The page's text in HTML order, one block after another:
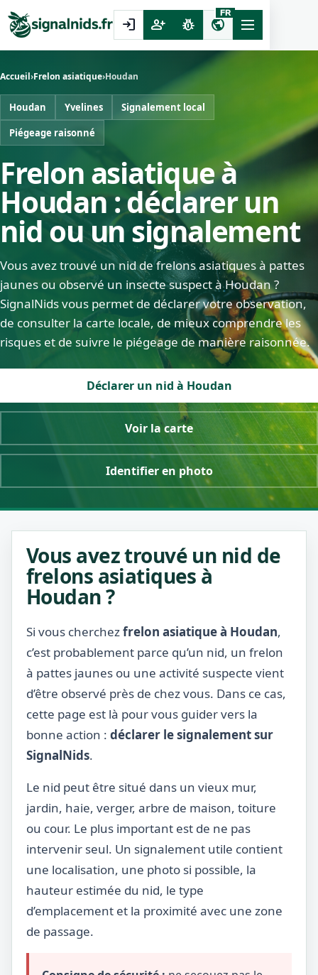
login person_add pest_control public
FR
Accueil›Frelon asiatique›Houdan
Houdan Yvelines
Signalement local
Piégeage raisonné
Frelon asiatique à
Houdan : déclarer un
nid ou un signalement
Vous avez trouvé un nid de frelons asiatiques à pattes
jaunes ou observé un insecte suspect à Houdan ?
SignalNids vous permet de déclarer votre observation,
de consulter la carte locale, de mieux comprendre les
risques et de suivre le piégeage de manière raisonnée.
Déclarer un nid à Houdan
Voir la carte
Identifier en photo
Vous avez trouvé un nid de
frelons asiatiques à
Houdan ?
Si vous cherchezfrelon asiatique à Houdan,
c’est probablement parce qu’un nid, un frelon
à pattes jaunes ou une activité suspecte vient
d’être observé près de chez vous. Dans ce cas,
cette page est là pour vous guider vers la
bonne action : déclarer le signalement sur
SignalNids.
Le nid peut être situé dans un vieux mur,
jardin, haie, verger, arbre de maison, toiture
ou cour. Le plus important est de ne pas
intervenir seul. Un signalement utile contient
une localisation, une photo si possible, la
hauteur estimée du nid, le type
d’emplacement et la proximité avec une zone
de passage.